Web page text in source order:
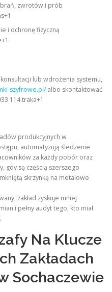
zwrotów i prób
i ochronę fizyczną
lub wdrożenia systemu,
szyfrowe.pl/albo skontaktować
114.traka+1
produkcyjnych w
automatyzują śledzenie
za każdy pobór oraz
gdy są częścią szerszego
skrzynką na metalowe
zakład zyskuje mniej
i pełny audyt tego, kto miał
Na Klucze
Zakładach
Sochaczewie